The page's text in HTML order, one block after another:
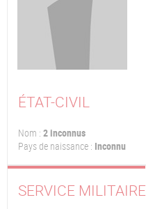
ÉTAT-CIVIL
Nom : 2 inconnus
Pays de naissance : Inconnu
SERVICE MILITAIRE